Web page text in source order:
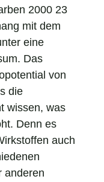
2000 23
mit dem
eine
Das
von
die
wissen, was
Denn es
auch
anderen